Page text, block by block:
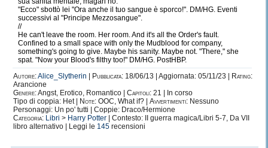
"Ecco" sbottò lei "Ora anche il tuo sangue è sporco!". DM/HG. Eventi
successivi al "Principe Mezzosangue".
//
He can't leave the room. Her room. And it's all the Order's fault.
Confined to a small space with only the Mudblood for company,
something's going to give. Maybe his sanity. Maybe not. "There," she
spat. "Now your Blood's filthy too!" DM/HG. PostHBP.
Autore:Alice_Slytherin Pubblicata: 18/06/13 | Aggiornata: 05/11/23 |
Rating:
Arancione
Genere:Angst, Erotico, Romantico | Capitoli: 21 | In corso
Tipo di coppia: Het |
Note: OOC, What if? | Avvertimenti: Nessuno
Personaggi: Un po' tutti | Coppie: Draco/Hermione
Categoria: Libri > Harry Potter | Contesto: II guerra magica/Libri 5-7, Da VII
libro alternativo | Leggi le 145 recensioni